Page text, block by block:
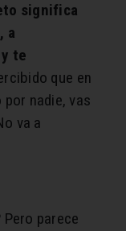
significa
a
te
que en
nadie, vas
va a
parece